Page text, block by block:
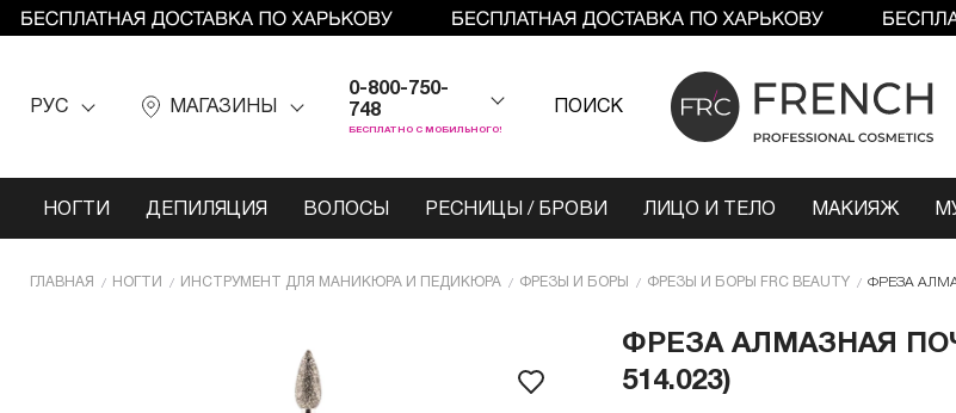
РУС МАГАЗИНЫ
0-800-750-
748
БЕСПЛАТНО С МОБИЛЬНОГО!
ПОИСК
НОГТИ ДЕПИЛЯЦИЯ ВОЛОСЫ РЕСНИЦЫ / БРОВИ ЛИЦО И ТЕЛО МАКИЯЖ
ГЛАВНАЯ НОГТИ ИНCТРУМЕНТ ДЛЯ МАНИКЮРА И ПЕДИКЮРА ФРЕЗЫ И БОРЫ ФРЕЗЫ И БОРЫ FRC BEAUTY ФРЕЗА
ФРЕЗА АЛМАЗНАЯ
514.023)